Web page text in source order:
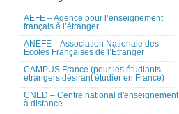
AEFE – Agence pour l’enseignement
français à l’étranger
ANEFE – Association Nationale des
Écoles Françaises de l’Étranger
CAMPUS France (pour les étudiants
étrangers désirant étudier en France)
CNED – Centre national d'enseignement
à distance